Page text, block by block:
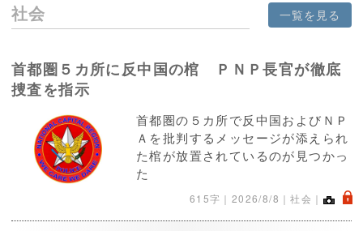
社会 一覧を見る
首都圏５カ所に反中国の棺 ＰＮＰ長官が徹底
捜査を指示
首都圏の５カ所で反中国およびＮＰ
Ａを批判するメッセージが添えられ
た棺が放置されているのが見つかっ
た
615字｜ 2026/8/8 ｜社会｜ .